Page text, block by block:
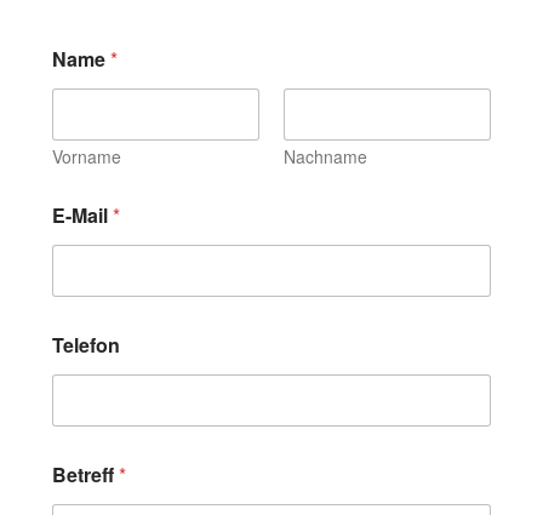
Name*
Vorname Nachname
E-Mail*
Telefon
Betreff*